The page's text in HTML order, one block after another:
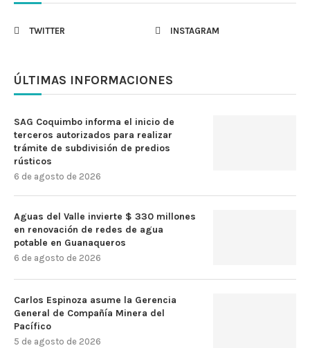
TWITTER INSTAGRAM
ÚLTIMAS INFORMACIONES
SAG Coquimbo informa el inicio de
terceros autorizados para realizar
trámite de subdivisión de predios
rústicos
6 de agosto de 2026
Aguas del Valle invierte $ 330 millones
en renovación de redes de agua
potable en Guanaqueros
6 de agosto de 2026
Carlos Espinoza asume la Gerencia
General de Compañía Minera del
Pacífico
5 de agosto de 2026